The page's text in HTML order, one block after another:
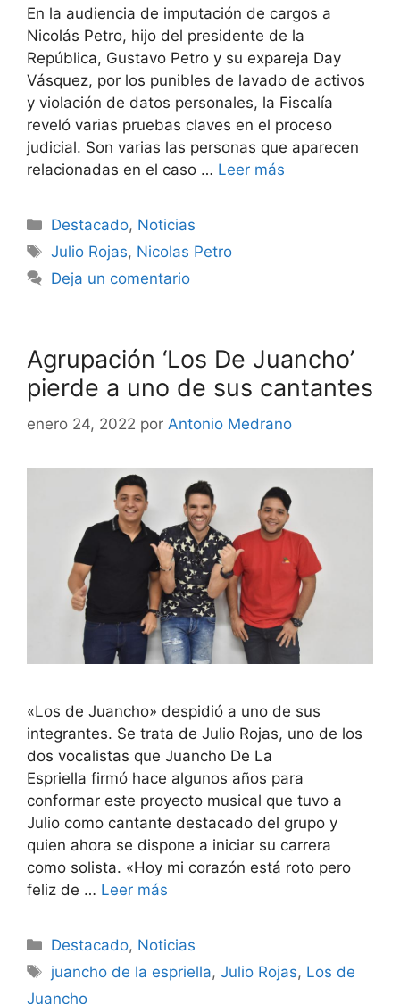
En la audiencia de imputación de cargos a
Nicolás Petro, hijo del presidente de la
República, Gustavo Petro y su expareja Day
Vásquez, por los punibles de lavado de activos
y violación de datos personales, la Fiscalía
reveló varias pruebas claves en el proceso
judicial. Son varias las personas que aparecen
relacionadas en el caso … Leer más
Destacado, Noticias
Julio Rojas, Nicolas Petro
Deja un comentario
Agrupación ‘Los De Juancho’
pierde a uno de sus cantantes
enero 24, 2022 por Antonio Medrano
«Los de Juancho» despidió a uno de sus
integrantes. Se trata de Julio Rojas, uno de los
dos vocalistas que Juancho De La
Espriella firmó hace algunos años para
conformar este proyecto musical que tuvo a
Julio como cantante destacado del grupo y
quien ahora se dispone a iniciar su carrera
como solista. «Hoy mi corazón está roto pero
feliz de … Leer más
Destacado, Noticias
juancho de la espriella,Julio Rojas, Los de
Juancho